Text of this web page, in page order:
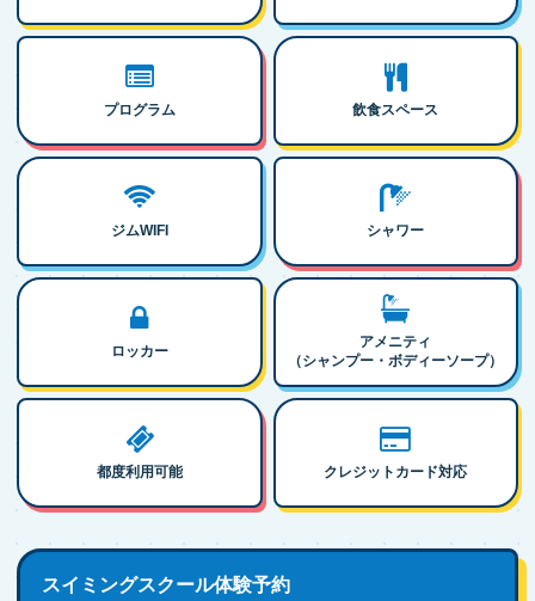
プログラム 飲食スペース
ジムWIFI シャワー
ロッカー
アメニティ
（シャンプー・ボディーソープ）
都度利用可能 クレジットカード対応
スイミングスクール体験予約